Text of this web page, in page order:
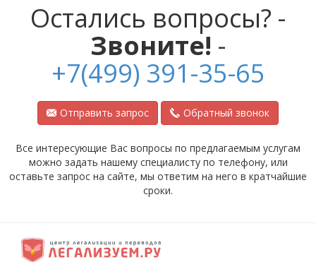
Остались вопросы? -
Звоните! -
+7(499) 391-35-65
Отправить запрос Обратный звонок
Все интересующие Вас вопросы по предлагаемым услугам
можно задать нашему специалисту по телефону, или
оставьте запрос на сайте, мы ответим на него в кратчайшие
сроки.